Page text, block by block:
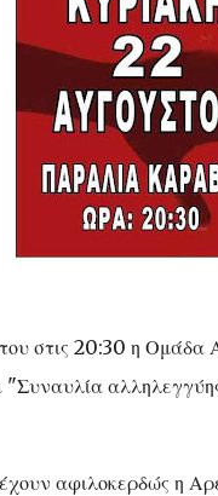
στις 20:30 η Ομάδα
"Συναυλία
αφιλοκερδώς η